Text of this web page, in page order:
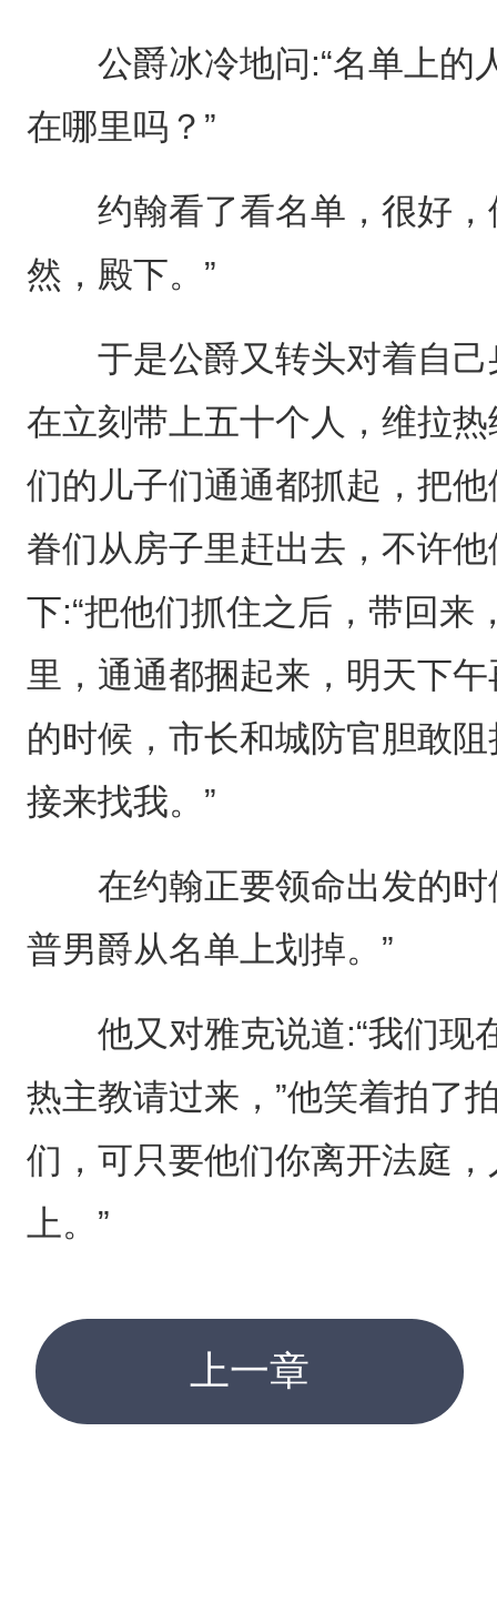
公爵冰冷地问:“名单上的
在哪里吗？”
约翰看了看名单，很好，
然，殿下。”
于是公爵又转头对着自己
在立刻带上五十个人，维拉
们的儿子们通通都抓起，把
眷们从房子里赶出去，不许
下:“把他们抓住之后，带回来
里，通通都捆起来，明天下
的时候，市长和城防官胆敢
接来找我。”
在约翰正要领命出发的时
普男爵从名单上划掉。”
他又对雅克说道:“我们现
热主教请过来，”他笑着拍了
们，可只要他们你离开法庭
上。”
上一章